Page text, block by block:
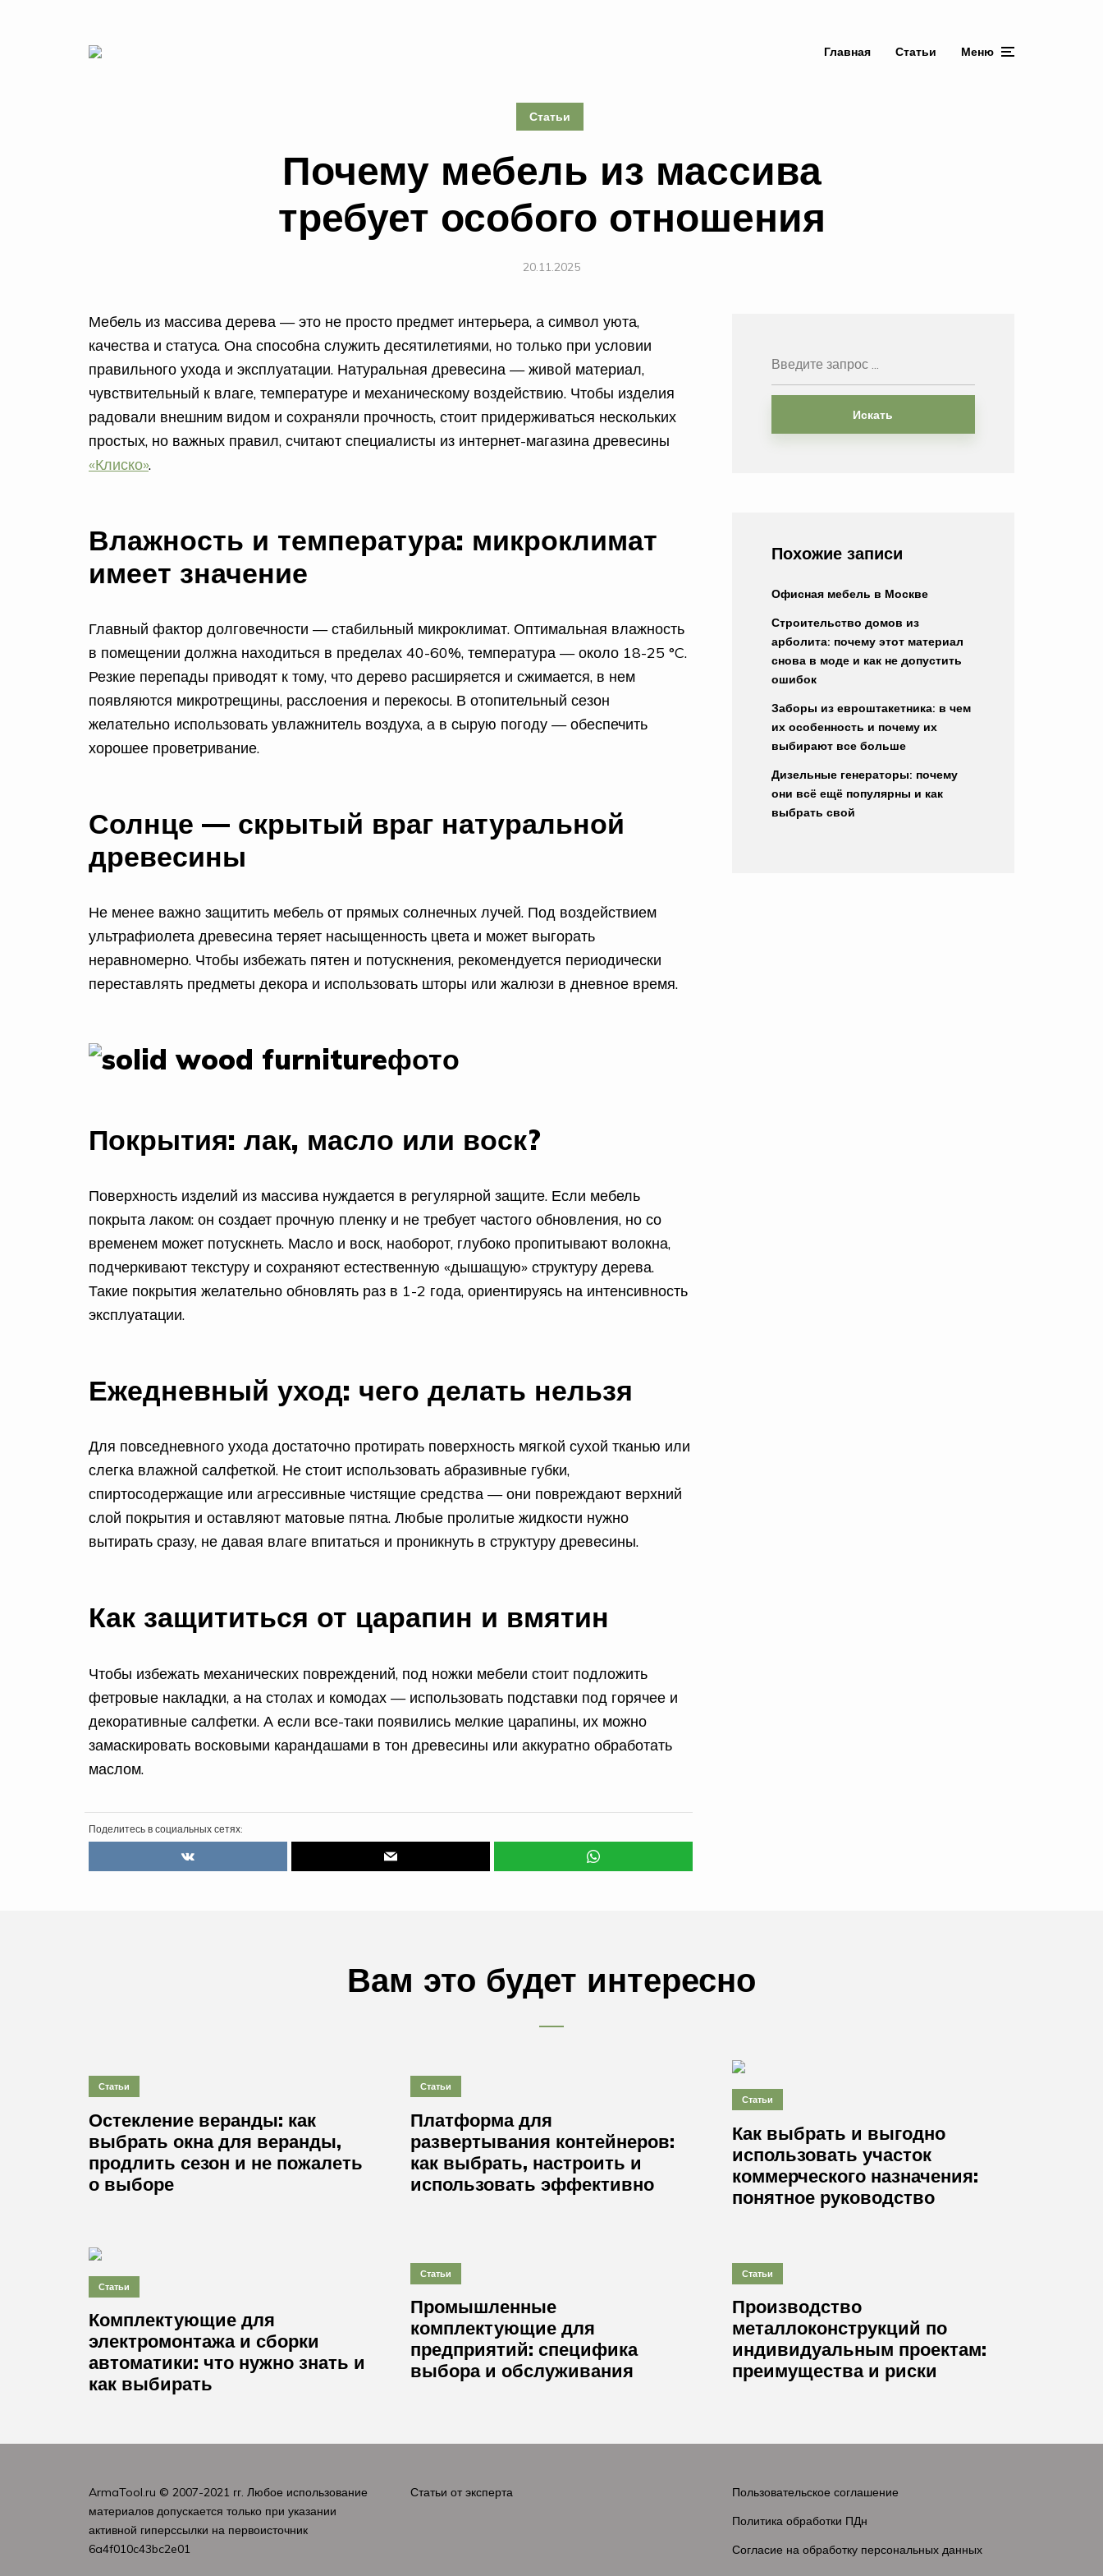
Главная Статьи Меню
Статьи
Почему мебель из массива
требует особого отношения
20.11.2025
Мебель из массива дерева — это не просто предмет интерьера, а символ уюта,
качества и статуса. Она способна служить десятилетиями, но только при условии
правильного ухода и эксплуатации. Натуральная древесина — живой материал,
чувствительный к влаге, температуре и механическому воздействию. Чтобы изделия
радовали внешним видом и сохраняли прочность, стоит придерживаться нескольких
простых, но важных правил, считают специалисты из интернет-магазина древесины
«Клиско».
Влажность и температура: микроклимат
имеет значение
Главный фактор долговечности — стабильный микроклимат. Оптимальная влажность
в помещении должна находиться в пределах 40-60%, температура — около 18-25 °C.
Резкие перепады приводят к тому, что дерево расширяется и сжимается, в нем
появляются микротрещины, расслоения и перекосы. В отопительный сезон
желательно использовать увлажнитель воздуха, а в сырую погоду — обеспечить
хорошее проветривание.
Солнце — скрытый враг натуральной
древесины
Не менее важно защитить мебель от прямых солнечных лучей. Под воздействием
ультрафиолета древесина теряет насыщенность цвета и может выгорать
неравномерно. Чтобы избежать пятен и потускнения, рекомендуется периодически
переставлять предметы декора и использовать шторы или жалюзи в дневное время.
Покрытия: лак, масло или воск?
Поверхность изделий из массива нуждается в регулярной защите. Если мебель
покрыта лаком: он создает прочную пленку и не требует частого обновления, но со
временем может потускнеть. Масло и воск, наоборот, глубоко пропитывают волокна,
подчеркивают текстуру и сохраняют естественную «дышащую» структуру дерева.
Такие покрытия желательно обновлять раз в 1-2 года, ориентируясь на интенсивность
эксплуатации.
Ежедневный уход: чего делать нельзя
Для повседневного ухода достаточно протирать поверхность мягкой сухой тканью или
слегка влажной салфеткой. Не стоит использовать абразивные губки,
спиртосодержащие или агрессивные чистящие средства — они повреждают верхний
слой покрытия и оставляют матовые пятна. Любые пролитые жидкости нужно
вытирать сразу, не давая влаге впитаться и проникнуть в структуру древесины.
Как защититься от царапин и вмятин
Чтобы избежать механических повреждений, под ножки мебели стоит подложить
фетровые накладки, а на столах и комодах — использовать подставки под горячее и
декоративные салфетки. А если все-таки появились мелкие царапины, их можно
замаскировать восковыми карандашами в тон древесины или аккуратно обработать
маслом.
Поделитесь в социальных сетях:
Искать
Похожие записи
Офисная мебель в Москве
Строительство домов из
арболита: почему этот материал
снова в моде и как не допустить
ошибок
Заборы из евроштакетника: в чем
их особенность и почему их
выбирают все больше
Дизельные генераторы: почему
они всё ещё популярны и как
выбрать свой
Вам это будет интересно
Статьи
Остекление веранды: как
выбрать окна для веранды,
продлить сезон и не пожалеть
о выборе
Статьи
Платформа для
развертывания контейнеров:
как выбрать, настроить и
использовать эффективно
Статьи
Как выбрать и выгодно
использовать участок
коммерческого назначения:
понятное руководство
Статьи
Комплектующие для
электромонтажа и сборки
автоматики: что нужно знать и
как выбирать
Статьи
Промышленные
комплектующие для
предприятий: специфика
выбора и обслуживания
Статьи
Производство
металлоконструкций по
индивидуальным проектам:
преимущества и риски
ArmaTool.ru © 2007-2021 гг. Любое использование
материалов допускается только при указании
активной гиперссылки на первоисточник
6a4f010c43bc2e01
Статьи от эксперта
Пользовательское соглашение
Политика обработки ПДн
Согласие на обработку персональных данных